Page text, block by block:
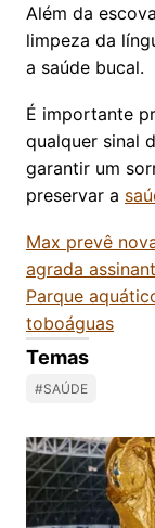
Além da
limpeza da
a saúde bucal.
É importante
qualquer sinal
garantir um
preservar a
Max prevê
agrada
Parque
toboáguas
Temas
#SAÚDE